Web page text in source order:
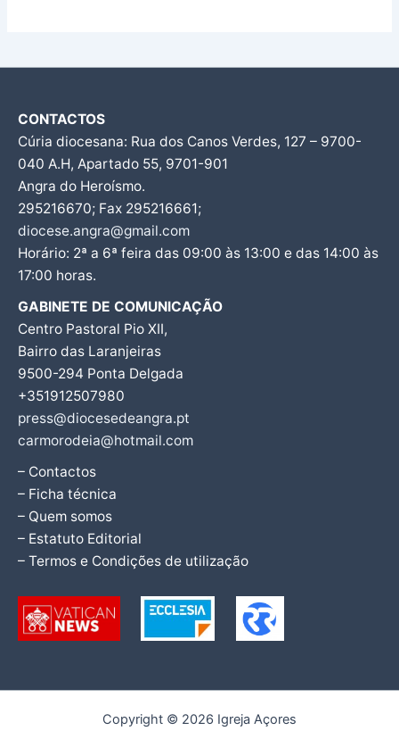
CONTACTOS
Cúria diocesana: Rua dos Canos Verdes, 127 – 9700-
040 A.H, Apartado 55, 9701-901
Angra do Heroísmo.
295216670; Fax 295216661;
diocese.angra@gmail.com
Horário: 2ª a 6ª feira das 09:00 às 13:00 e das 14:00 às
17:00 horas.
GABINETE DE COMUNICAÇÃO
Centro Pastoral Pio XII,
Bairro das Laranjeiras
9500-294 Ponta Delgada
+351912507980
press@diocesedeangra.pt
carmorodeia@hotmail.com
– Contactos
– Ficha técnica
– Quem somos
– Estatuto Editorial
– Termos e Condições de utilização
Copyright © 2026 Igreja Açores